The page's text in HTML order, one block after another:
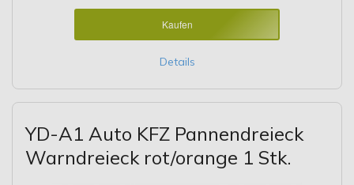
Kaufen
Details
YD-A1 Auto KFZ Pannendreieck
Warndreieck rot/orange 1 Stk.